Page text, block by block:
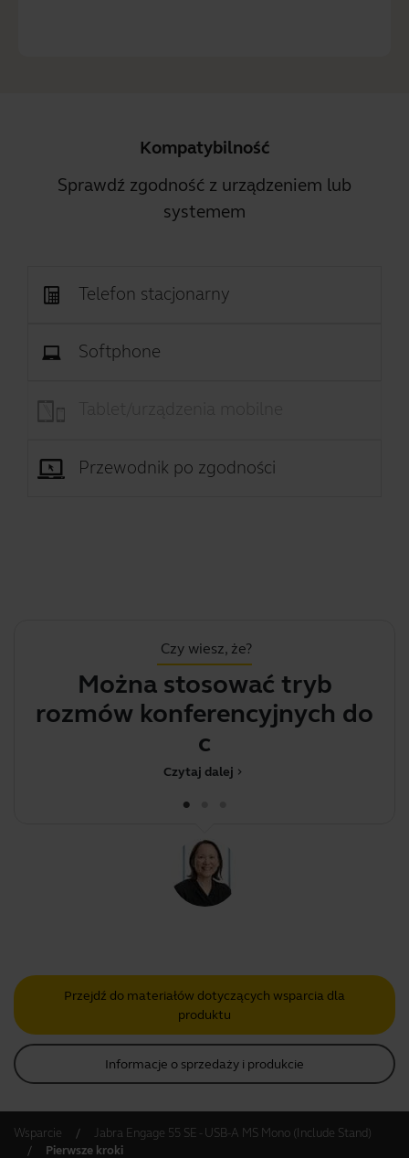
Kompatybilność
Sprawdź zgodność z urządzeniem lub
systemem
Telefon stacjonarny
Softphone
Przewodnik po zgodności
Czy wiesz, że?
Można stosować tryb
rozmów konferencyjnych do
celó
chevron_right
Czytaj dalej
Przejdź do materiałów dotyczących wsparcia dla
produktu
Informacje o sprzedaży i produkcie
Wsparcie
Jabra Engage 55 SE - USB-A MS Mono (Include Stand)
Pierwsze kroki